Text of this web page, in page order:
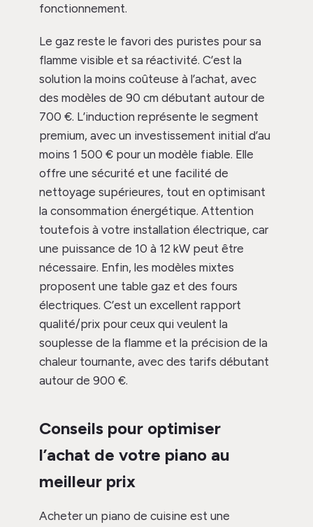
fonctionnement.
Le gaz reste le favori des puristes pour sa
flamme visible et sa réactivité. C’est la
solution la moins coûteuse à l’achat, avec
des modèles de 90 cm débutant autour de
700 €. L’induction représente le segment
premium, avec un investissement initial d’au
moins 1 500 € pour un modèle fiable. Elle
offre une sécurité et une facilité de
nettoyage supérieures, tout en optimisant
la consommation énergétique. Attention
toutefois à votre installation électrique, car
une puissance de 10 à 12 kW peut être
nécessaire. Enfin, les modèles mixtes
proposent une table gaz et des fours
électriques. C’est un excellent rapport
qualité/prix pour ceux qui veulent la
souplesse de la flamme et la précision de la
chaleur tournante, avec des tarifs débutant
autour de 900 €.
Conseils pour optimiser
l’achat de votre piano au
meilleur prix
Acheter un piano de cuisine est une